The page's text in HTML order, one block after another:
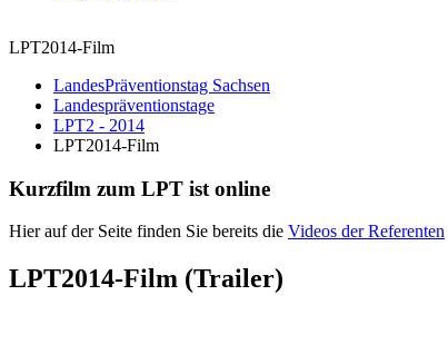
LPT2014-Film
LandesPräventionstag Sachsen
Landespräventionstage
LPT2 - 2014
LPT2014-Film
Kurzfilm zum LPT ist online
Hier auf der Seite finden Sie bereits die Videos der Referenten
LPT2014-Film (Trailer)